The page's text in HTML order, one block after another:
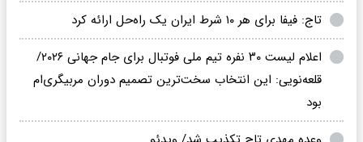
تاج: فیفا برای هر ۱۰ شرط ایران یک راه‌حل ارائه کرد
اعلام لیست ۳۰ نفره تیم ملی فوتبال برای جام جهانی ۲۰۲۶/
قلعه‌نویی: این انتخاب سخت‌ترین تصمیم دوران مربیگری‌ام
بود